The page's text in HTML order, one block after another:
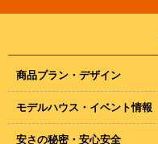
商品プラン・デザイン
モデルハウス・イベント情報
安さの秘密・安心安全